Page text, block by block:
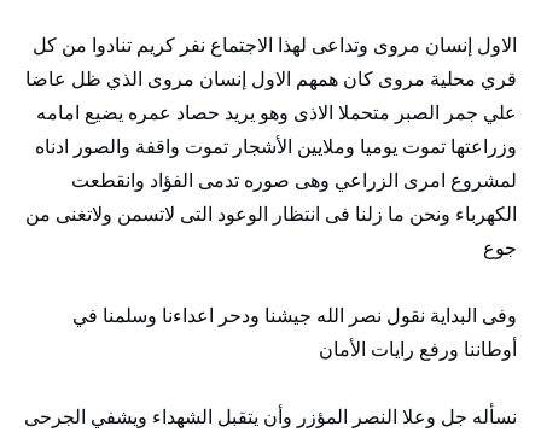
الاول إنسان مروى وتداعى لهذا الاجتماع نفر كريم تنادوا من كل
قري محلية مروى كان همهم الاول إنسان مروى الذي ظل عاضا
علي جمر الصبر متحملا الاذى وهو يريد حصاد عمره يضيع امامه
وزراعتها تموت يوميا وملايين الأشجار تموت واقفة والصور ادناه
لمشروع امرى الزراعي وهى صوره تدمى الفؤاد وانقطعت
الكهرباء ونحن ما زلنا فى انتظار الوعود التى لاتسمن ولاتغنى من
جوع
وفى البداية نقول نصر الله جيشنا ودحر اعداءنا وسلمنا في
أوطاننا ورفع رايات الأمان
نسأله جل وعلا النصر المؤزر وأن يتقبل الشهداء ويشفي الجرحى